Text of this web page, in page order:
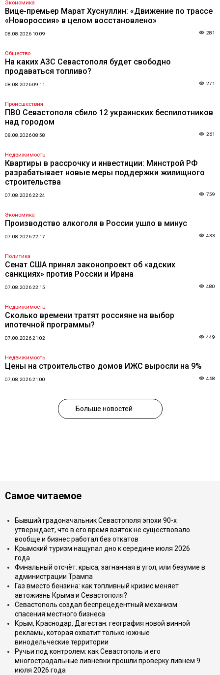
Экономика
Вице-премьер Марат Хуснуллин: «Движение по трассе
«Новороссия» в целом восстановлено»
08.08.2026 10:09 281
Общество
На каких АЗС Севастополя будет свободно
продаваться топливо?
08.08.2026 09:11 271
Происшествия
ПВО Севастополя сбило 12 украинских беспилотников
над городом
08.08.2026 08:58 261
Недвижимость
Квартиры в рассрочку и инвестиции: Минстрой РФ
разрабатывает новые меры поддержки жилищного
строительства
07.08.2026 22:24 759
Экономика
Производство алкоголя в России ушло в минус
07.08.2026 22:17 433
Политика
Сенат США принял законопроект об «адских
санкциях» против России и Ирана
07.08.2026 22:15 480
Недвижимость
Сколько времени тратят россияне на выбор
ипотечной программы?
07.08.2026 21:02 449
Недвижимость
Цены на строительство домов ИЖС выросли на 9%
07.08.2026 21:00 468
Больше новостей
Самое читаемое
Бывший градоначальник Севастополя эпохи 90-х
утверждает, что в его время взяток не существовало
вообще и бизнес работал без откатов
Крымский туризм нащупал дно к середине июля 2026
года
Финальный отсчёт: крыса, загнанная в угол, или безумие в
администрации Трампа
Газ вместо бензина: как топливный кризис меняет
автожизнь Крыма и Севастополя?
Севастополь создал беспрецедентный механизм
спасения местного бизнеса
Крым, Краснодар, Дагестан: география новой винной
рекламы, которая охватит только южные
винодельческие территории
Ручьи под контролем: как Севастополь и его
многострадальные ливнёвки прошли проверку ливнем 9
июля 2026 года